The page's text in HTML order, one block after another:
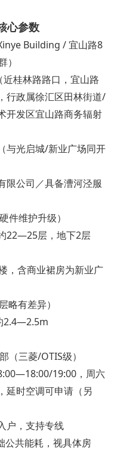
心参数
Building / 宜山路8
桂林路路口，宜山路
行政属徐汇区田林街道/
开发区宜山路商务辐射
与光启城/新业广场同开
限公司／具备漕河泾服
件维护升级）
22—25层，地下2层
，含商业裙房为新业广
有差异）
2.4—2.5m
三菱/OTIS级）
19:00，周六
延时空调可申请（另
户，支持专线
公共能耗，视具体房